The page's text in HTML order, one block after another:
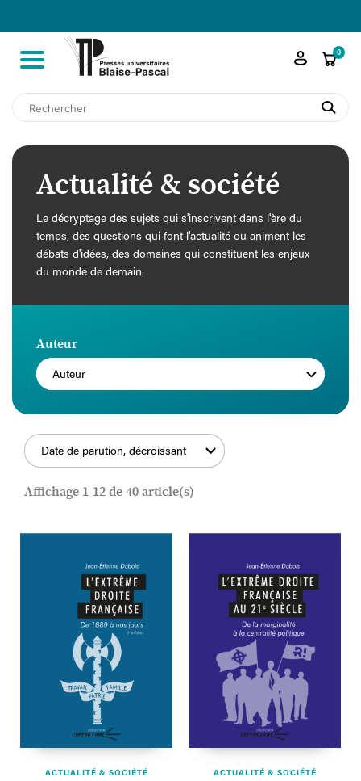
shopping_cart0

search
Actualité & société
Le décryptage des sujets qui s'inscrivent dans l'ère du
temps, des questions qui font l'actualité ou animent les
débats d'idées, des domaines qui constituent les enjeux
du monde de demain.
Auteur
Auteur
Date de parution, décroissant
Affichage 1-12 de 40 article(s)
ACTUALITÉ & SOCIÉTÉ ACTUALITÉ & SOCIÉTÉ